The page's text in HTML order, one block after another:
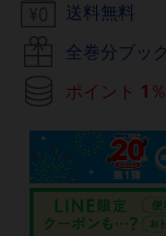
送料無料
全巻分ブッ
ポイント 1 ％